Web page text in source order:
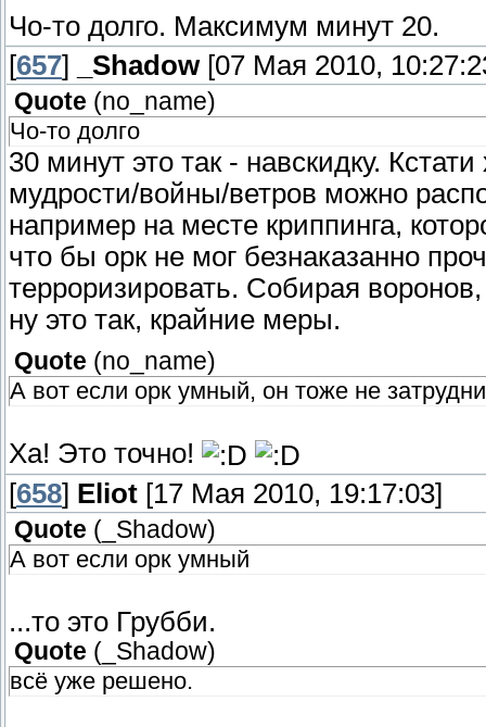
Чо-то долго. Максимум минут 20.
[657] _Shadow[07 Мая 2010,
Quote (no_name)
Чо-то долго
30 минут это так - навскидку.
мудрости/войны/ветров можно
например на месте криппинга,
что бы орк не мог безнаказанно
терроризировать. Собирая
ну это так, крайние меры.
Quote (no_name)
А вот если орк умный, он тоже не
Ха! Это точно!
[658] Eliot [17 Мая 2010, 19:17:03]
Quote ( _Shadow)
А вот если орк умный
...то это Грубби.
Quote ( _Shadow)
всё уже решено.